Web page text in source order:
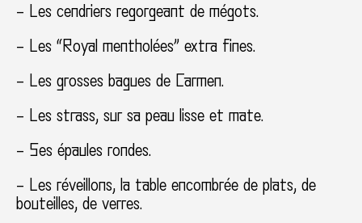
– Les cendriers regorgeant de mégots.
– Les “Royal mentholées” extra fines.
– Les grosses bagues de Carmen.
– Les strass, sur sa peau lisse et mate.
– Ses épaules rondes.
– Les réveillons, la table encombrée de plats, de
bouteilles, de verres.